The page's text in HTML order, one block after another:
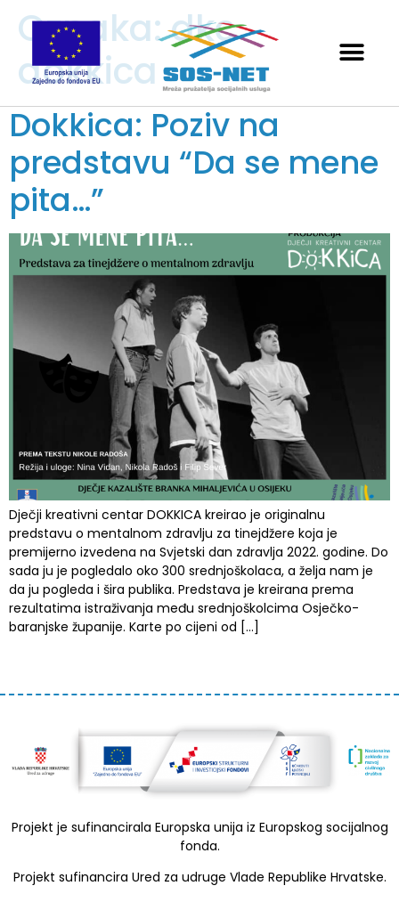
Oznaka:dkc
dokkica
Dokkica: Poziv na
predstavu “Da se mene
pita…”
Dječji kreativni centar DOKKICA kreirao je originalnu
predstavu o mentalnom zdravlju za tinejdžere koja je
premijerno izvedena na Svjetski dan zdravlja 2022. godine. Do
sada ju je pogledalo oko 300 srednjoškolaca, a želja nam je
da ju pogleda i šira publika. Predstava je kreirana prema
rezultatima istraživanja među srednjoškolcima Osječko-
baranjske županije. Karte po cijeni od […]
Projekt je sufinancirala Europska unija iz Europskog socijalnog
fonda.
Projekt sufinancira Ured za udruge Vlade Republike Hrvatske.